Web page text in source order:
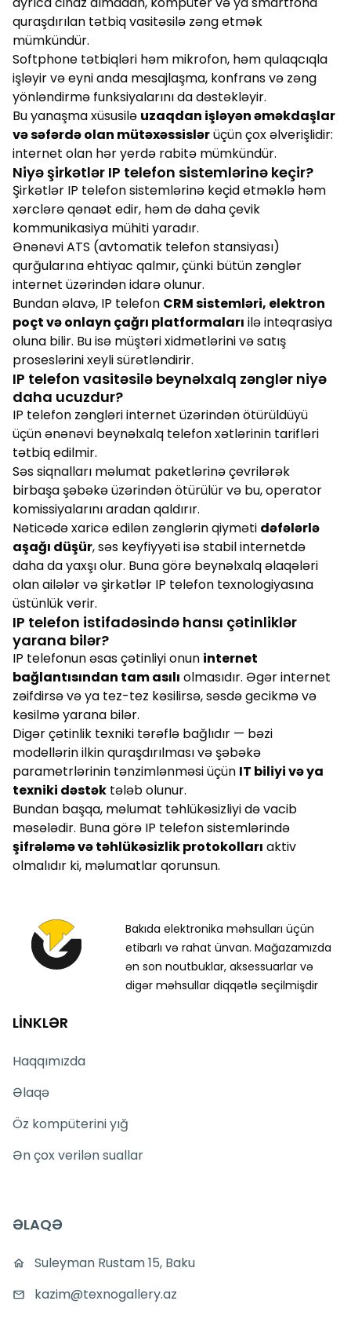
quraşdırılan tətbiq vasitəsilə zəng etmək
mümkündür.
Softphone tətbiqləri həm mikrofon, həm qulaqcıqla
işləyir və eyni anda mesajlaşma, konfrans və zəng
yönləndirmə funksiyalarını da dəstəkləyir.
Bu yanaşma xüsusilə uzaqdan işləyən əməkdaşlar
və səfərdə olan mütəxəssislərüçün çox əlverişlidir:
internet olan hər yerdə rabitə mümkündür.
Niyə şirkətlər IP telefon sistemlərinə keçir?
Şirkətlər IP telefon sistemlərinə keçid etməklə həm
xərclərə qənaət edir, həm də daha çevik
kommunikasiya mühiti yaradır.
Ənənəvi ATS (avtomatik telefon stansiyası)
qurğularına ehtiyac qalmır, çünki bütün zənglər
internet üzərindən idarə olunur.
Bundan əlavə, IP telefon CRM sistemləri, elektron
poçt və onlayn çağrı platformaları ilə inteqrasiya
oluna bilir. Bu isə müştəri xidmətlərini və satış
proseslərini xeyli sürətləndirir.
IP telefon vasitəsilə beynəlxalq zənglər niyə
daha ucuzdur?
IP telefon zəngləri internet üzərindən ötürüldüyü
üçün ənənəvi beynəlxalq telefon xətlərinin tarifləri
tətbiq edilmir.
Səs siqnalları məlumat paketlərinə çevrilərək
birbaşa şəbəkə üzərindən ötürülür və bu, operator
komissiyalarını aradan qaldırır.
Nəticədə xaricə edilən zənglərin qiyməti dəfələrlə
aşağı düşür, səs keyfiyyəti isə stabil internetdə
daha da yaxşı olur. Buna görə beynəlxalq əlaqələri
olan ailələr və şirkətlər IP telefon texnologiyasına
üstünlük verir.
IP telefon istifadəsində hansı çətinliklər
yarana bilər?
IP telefonun əsas çətinliyi onun internet
bağlantısından tam asılı olmasıdır. Əgər internet
zəifdirsə və ya tez-tez kəsilirsə, səsdə gecikmə və
kəsilmə yarana bilər.
Digər çətinlik texniki tərəflə bağlıdır — bəzi
modellərin ilkin quraşdırılması və şəbəkə
parametrlərinin tənzimlənməsi üçün IT biliyi və ya
texniki dəstək tələb olunur.
Bundan başqa, məlumat təhlükəsizliyi də vacib
məsələdir. Buna görə IP telefon sistemlərində
şifrələmə və təhlükəsizlik protokolları aktiv
olmalıdır ki, məlumatlar qorunsun.
Bakıda elektronika məhsulları üçün
etibarlı və rahat ünvan. Mağazamızda
ən son noutbuklar, aksessuarlar və
digər məhsullar diqqətlə seçilmişdir
LİNKLƏR
Haqqımızda
Əlaqə
Öz kompüterini yığ
Ən çox verilən suallar
ƏLAQƏ
Suleyman Rustam 15, Baku
kazim@texnogallery.az